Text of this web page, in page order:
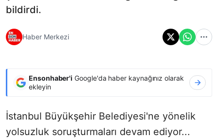
bildirdi.
Haber Merkezi
Ensonhaber'i Google'da haber kaynağınız olarak
ekleyin
İstanbul Büyükşehir Belediyesi'ne yönelik
yolsuzluk soruşturmaları devam ediyor...